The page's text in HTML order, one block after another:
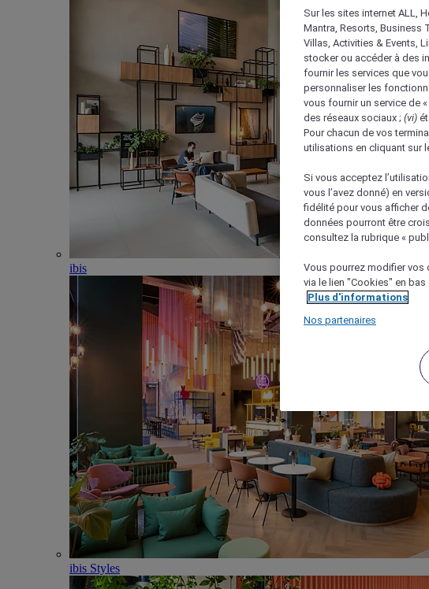
ibis
ibis Styles
Sur les sites internet ALL,
Mantra, Resorts, Business
Villas, Activities & Events,
stocker ou accéder à des
fournir les services que
personnaliser les
vous fournir un service de
des réseaux sociaux ; (vi)
Pour chacun de vos
utilisations en cliquant sur
Si vous acceptez
vous l’avez donné) en
fidélité pour vous afficher
données pourront être
consultez la rubrique «
Vous pourrez modifier vos
via le lien "Cookies" en bas
Plus d'informations
Nos partenaires